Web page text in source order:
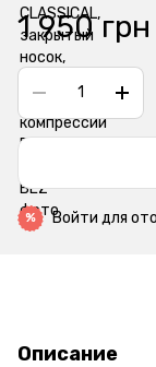
1 950 грн
% Войти для
Описание